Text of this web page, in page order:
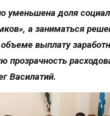
уменьшена доля
а заниматься
выплату
прозрачность
Василатий.